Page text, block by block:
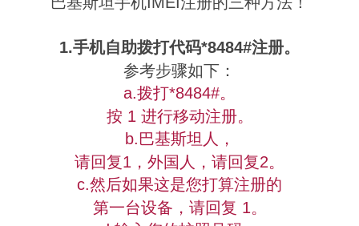
1.手机自助拨打代码*8484#注册。
参考步骤如下：
a.拨打*8484#。
按 1 进行移动注册。
b.巴基斯坦人，
请回复1，外国人，请回复2。
c.然后如果这是您打算注册的
第一台设备，请回复 1。